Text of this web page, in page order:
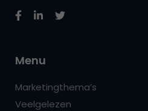
Menu
Marketingthema’s
Veelgelezen